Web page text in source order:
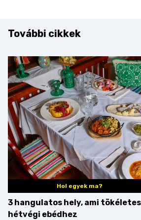
További cikkek
Hol egyek ma?
3 hangulatos hely, ami
hétvégi ebédhez